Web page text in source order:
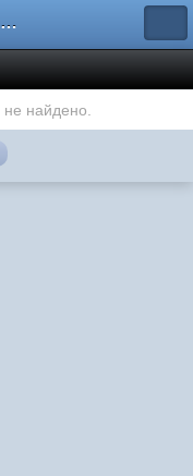
Форум владельцев интернет-магазинов
найдено.